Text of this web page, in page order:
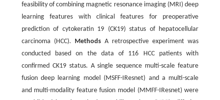
feasibility of combining magnetic resonance imaging (MRI) deep
learning features with clinical features for preoperative
prediction of cytokeratin 19 (CK19) status of hepatocellular
carcinoma (HCC). MethodsA retrospective experiment was
conducted based on the data of 116 HCC patients with
confirmed CK19 status. A single sequence multi-scale feature
fusion deep learning model (MSFF-IResnet) and a multi-scale
and multi-modality feature fusion model (MMFF-IResnet) were